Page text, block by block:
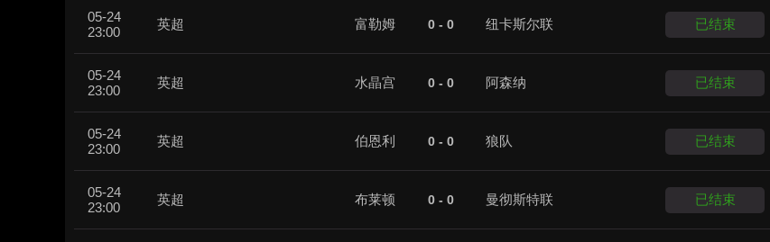
05-24
23:00
英超 富勒姆 0 - 0 纽卡斯尔联 已结束
05-24
23:00
英超 水晶宫 0 - 0 阿森纳 已结束
05-24
23:00
英超 伯恩利 0 - 0 狼队 已结束
05-24
23:00
英超 布莱顿 0 - 0 曼彻斯特联 已结束